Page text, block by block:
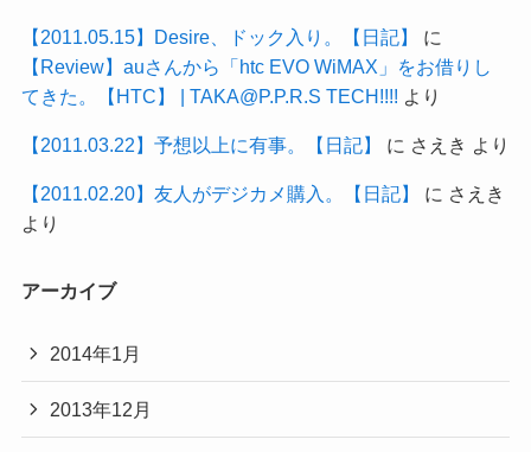
【2011.05.15】Desire、ドック入り。【日記】
に
【Review】auさんから「htc EVO WiMAX」をお借りし
てきた。【HTC】 | TAKA@P.P.R.S TECH!!!! より
【2011.03.22】予想以上に有事。【日記】 に さえき より
【2011.02.20】友人がデジカメ購入。【日記】 に さえき
より
アーカイブ
2014年1月
2013年12月